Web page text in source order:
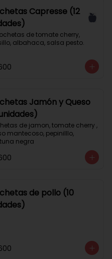
Capresse (12
de tomate cherry,
albahaca, salsa pesto.
Jamón y Queso
de jamon, tomate cherry ,
mantecoso, pepinilllo,
negra
de pollo (10